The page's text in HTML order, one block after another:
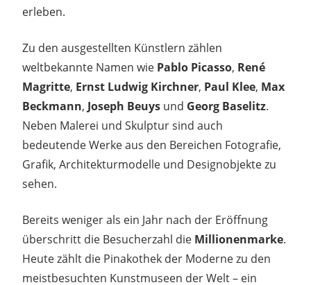
erleben.
Zu den ausgestellten Künstlern zählen
weltbekannte Namen wie Pablo Picasso, René
Magritte, Ernst Ludwig Kirchner, Paul Klee, Max
Beckmann, Joseph Beuys und Georg Baselitz.
Neben Malerei und Skulptur sind auch
bedeutende Werke aus den Bereichen Fotografie,
Grafik, Architekturmodelle und Designobjekte zu
sehen.
Bereits weniger als ein Jahr nach der Eröffnung
überschritt die Besucherzahl die Millionenmarke.
Heute zählt die Pinakothek der Moderne zu den
meistbesuchten Kunstmuseen der Welt – ein